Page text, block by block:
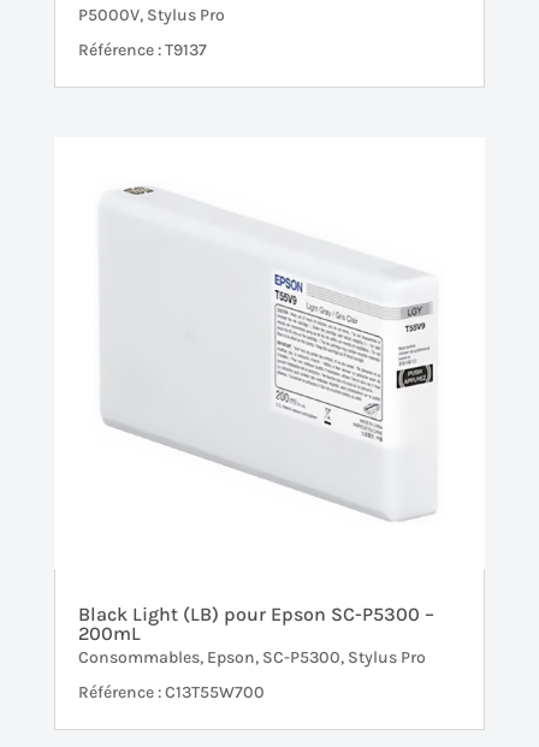
P5000V, Stylus Pro
Référence : T9137
Black Light (LB) pour Epson SC-P5300 –
200mL
Consommables, Epson, SC-P5300, Stylus Pro
Référence : C13T55W700